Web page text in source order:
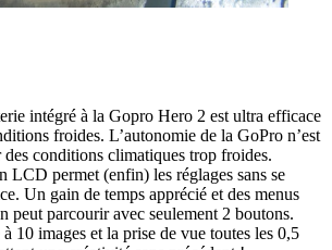
intégré à la Gopro Hero 2 est ultra efficace
froides. L’autonomie de la GoPro n’est
des conditions climatiques trop froides.
LCD permet (enfin) les réglages sans se
Un gain de temps apprécié et des menus
peut parcourir avec seulement 2 boutons.
10 images et la prise de vue toutes les 0,5